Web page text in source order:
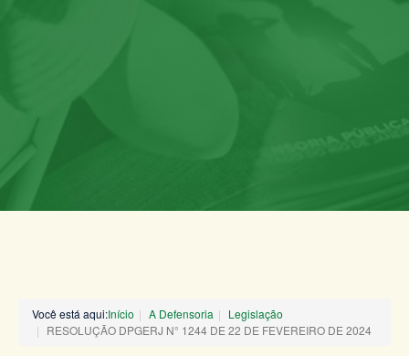
Você está aqui:Início A Defensoria
Legislação
RESOLUÇÃO DPGERJ N° 1244 DE 22 DE FEVEREIRO DE 2024